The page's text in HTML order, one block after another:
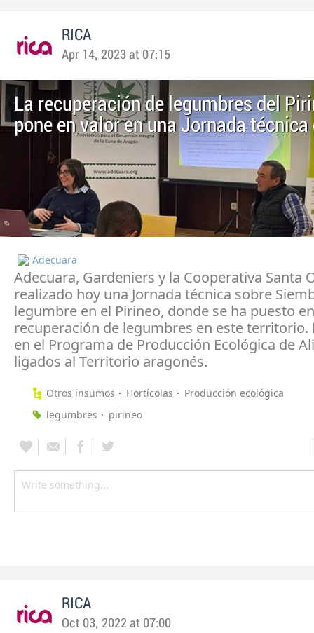
RICA
Apr 14, 2023 at 07:15
La recuperación de legumbres del
pone en valor en una Jornada técnica
Adecuara
Adecuara, Gardeniers y la Cooperativa Santa
realizado hoy una Jornada técnica sobre
legumbre en el Pirineo, donde se ha puesto
recuperación de legumbres en este territorio.
en el Programa de Producción Ecológica de
ligados al Territorio aragonés.
Otros insumos Hortícolas
Producción ecológica
legumbres
pirineo
RICA
Oct 03, 2022 at 07:00